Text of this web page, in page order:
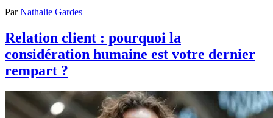
ParNathalie Gardes
Relation client : pourquoi la
considération humaine est votre dernier
rempart ?